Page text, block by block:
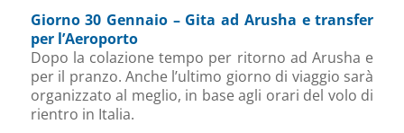
Giorno 30 Gennaio – Gita ad Arusha e transfer
per l’Aeroporto
Dopo la colazione tempo per ritorno ad Arusha e
per il pranzo. Anche l’ultimo giorno di viaggio sarà
organizzato al meglio, in base agli orari del volo di
rientro in Italia.